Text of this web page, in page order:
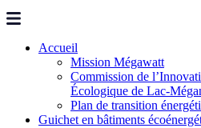
Accueil
Mission Mégawatt
Commission de
Écologique de Lac-
Plan de transition
Guichet en bâtiments